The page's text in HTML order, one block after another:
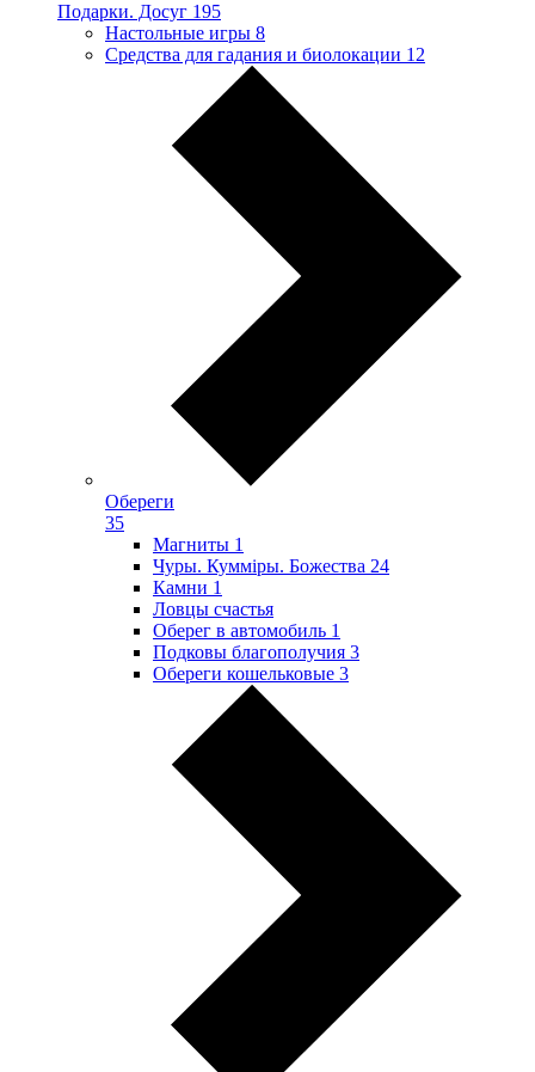
Подарки. Досуг 195
Настольные игры 8
Средства для гадания и биолокации 12
Обереги
35
Магниты 1
Чуры. Куммiры. Божества 24
Камни 1
Ловцы счастья
Оберег в автомобиль 1
Подковы благополучия 3
Обереги кошельковые 3